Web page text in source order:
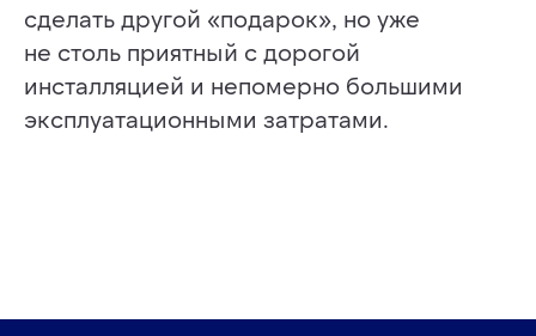
сделать другой «подарок», но уже
не столь приятный с дорогой
инсталляцией и непомерно большими
эксплуатационными затратами.